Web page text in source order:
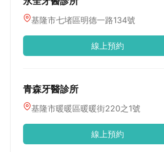
基隆市七堵區明德一路134號
線上預約
青森牙醫診所
基隆市暖暖區暖暖街220之1號
線上預約